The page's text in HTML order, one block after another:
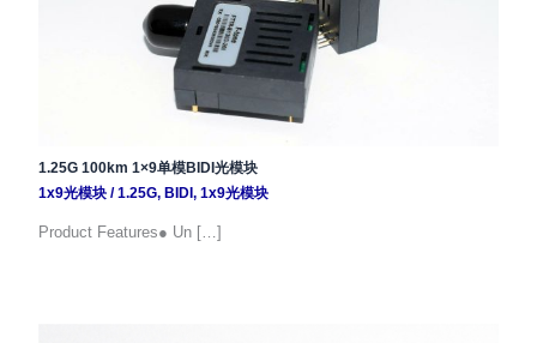
1.25G 100km 1×9单模BIDI光模块
1x9光模块/1.25G, BIDI , 1x9光模块
Product Features● Un […]